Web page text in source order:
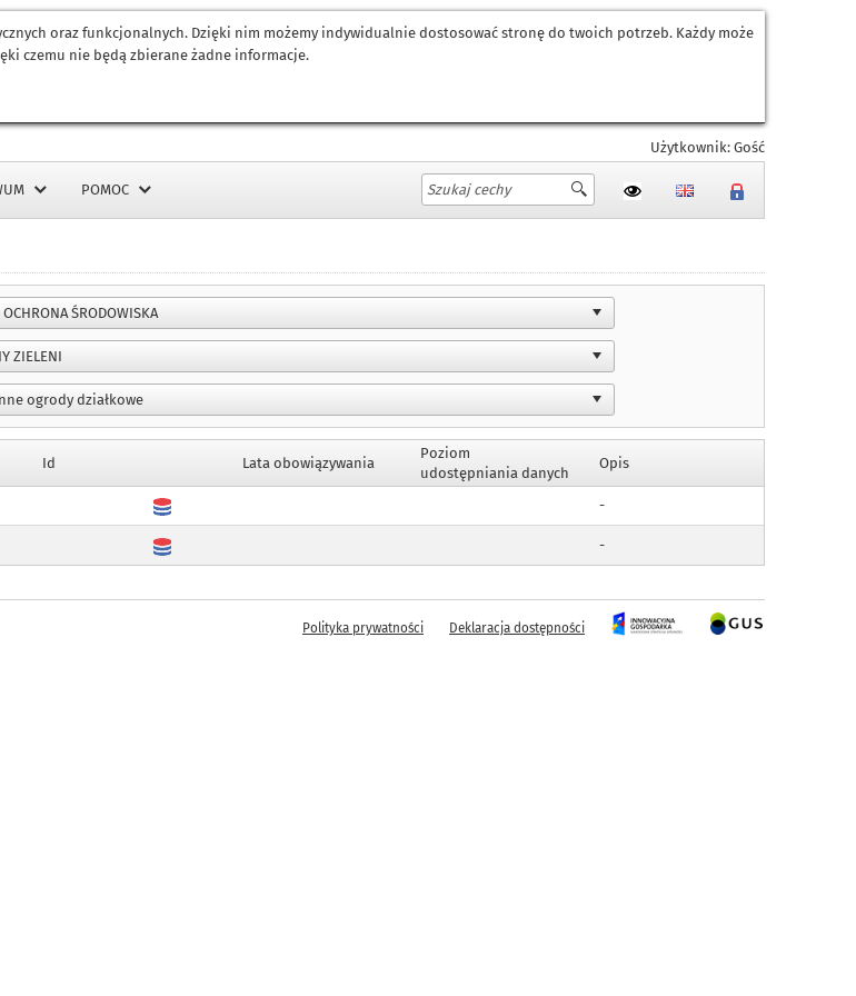
oraz funkcjonalnych. Dzięki nim możemy indywidualnie dostosować stronę do twoich potrzeb. Każdy może
czemu nie będą zbierane żadne informacje.
Użytkownik: Gość
POMOC
Id Lata obowiązywania
Poziom
udostępniania danych
Opis
-
-
Polityka prywatności Deklaracja dostępności